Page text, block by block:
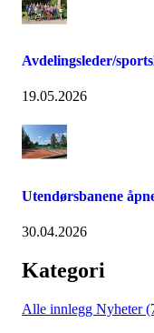
Avdelingsleder/
19.05.2026
Utendørsbanene
30.04.2026
Kategori
Alle innlegg Nyheter